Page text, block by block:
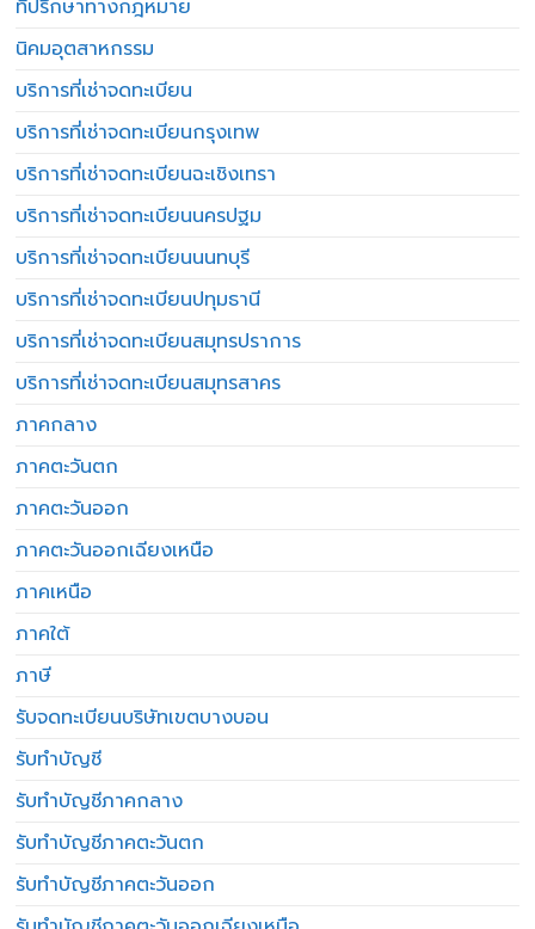
ที่ปรึกษาทางกฎหมาย
นิคมอุตสาหกรรม
บริการที่เช่าจดทะเบียน
บริการที่เช่าจดทะเบียนกรุงเทพ
บริการที่เช่าจดทะเบียนฉะเชิงเทรา
บริการที่เช่าจดทะเบียนนครปฐม
บริการที่เช่าจดทะเบียนนนทบุรี
บริการที่เช่าจดทะเบียนปทุมธานี
บริการที่เช่าจดทะเบียนสมุทรปราการ
บริการที่เช่าจดทะเบียนสมุทรสาคร
ภาคกลาง
ภาคตะวันตก
ภาคตะวันออก
ภาคตะวันออกเฉียงเหนือ
ภาคเหนือ
ภาคใต้
ภาษี
รับจดทะเบียนบริษัทเขตบางบอน
รับทำบัญชี
รับทำบัญชีภาคกลาง
รับทำบัญชีภาคตะวันตก
รับทำบัญชีภาคตะวันออก